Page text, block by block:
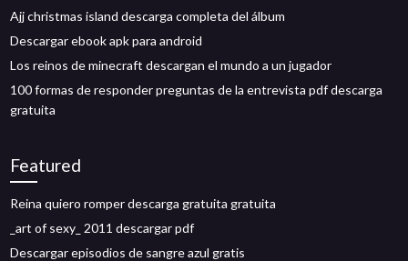
Ajj christmas island descarga completa del álbum
Descargar ebook apk para android
Los reinos de minecraft descargan el mundo a un jugador
100 formas de responder preguntas de la entrevista pdf descarga
gratuita
Featured
Reina quiero romper descarga gratuita gratuita
_art of sexy_ 2011 descargar pdf
Descargar episodios de sangre azul gratis